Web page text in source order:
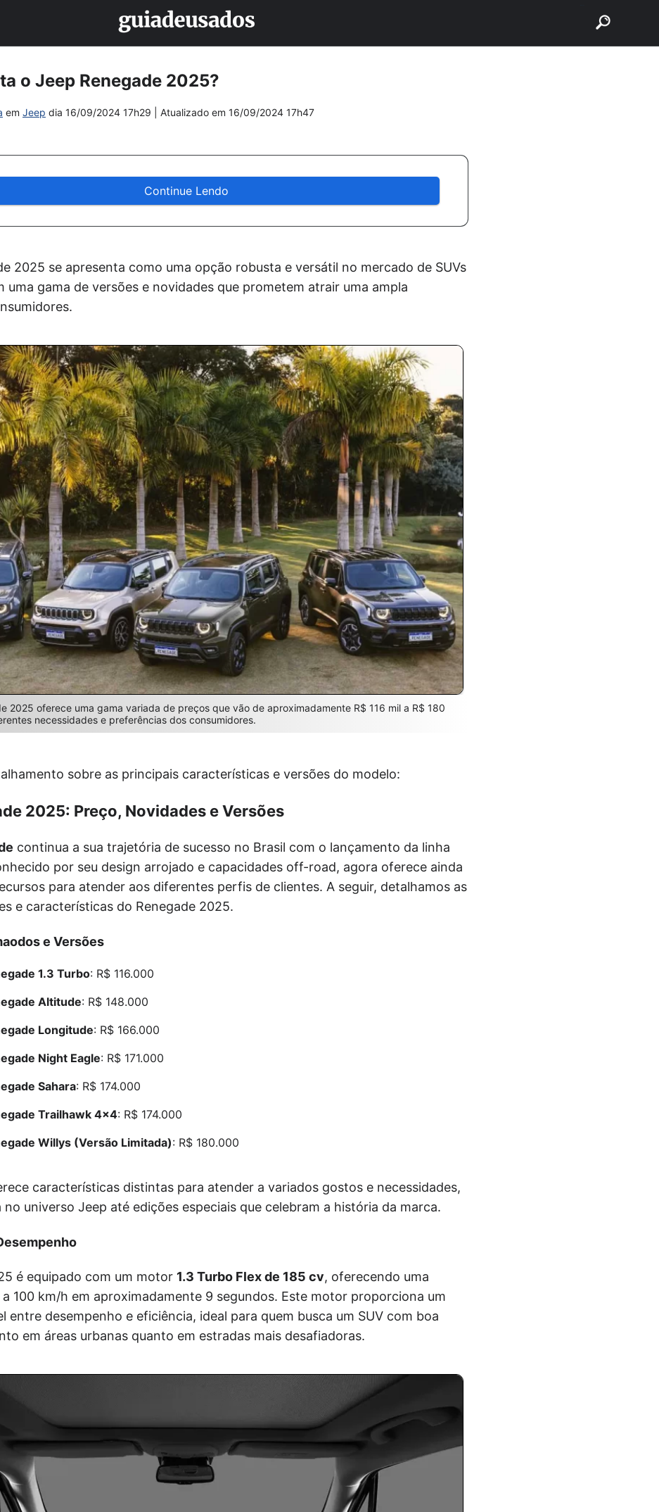
o Jeep Renegade 2025?
em Jeep dia 16/09/2024 17h29 | Atualizado em 16/09/2024 17h47
Continue Lendo
2025 se apresenta como uma opção robusta e versátil no mercado de SUVs
uma gama de versões e novidades que prometem atrair uma ampla
2025 oferece uma gama variada de preços que vão de aproximadamente R$ 116 mil a R$ 180
necessidades e preferências dos consumidores.
sobre as principais características e versões do modelo:
2025: Preço, Novidades e Versões
continua a sua trajetória de sucesso no Brasil com o lançamento da linha
por seu design arrojado e capacidades off-road, agora oferece ainda
para atender aos diferentes perfis de clientes. A seguir, detalhamos as
e características do Renegade 2025.
e Versões
1.3 Turbo: R$ 116.000
Altitude: R$ 148.000
Longitude: R$ 166.000
Night Eagle: R$ 171.000
Sahara: R$ 174.000
Trailhawk 4×4: R$ 174.000
Willys (Versão Limitada): R$ 180.000
características distintas para atender a variados gostos e necessidades,
no universo Jeep até edições especiais que celebram a história da marca.
é equipado com um motor 1.3 Turbo Flex de 185 cv, oferecendo uma
100 km/h em aproximadamente 9 segundos. Este motor proporciona um
entre desempenho e eficiência, ideal para quem busca um SUV com boa
em áreas urbanas quanto em estradas mais desafiadoras.